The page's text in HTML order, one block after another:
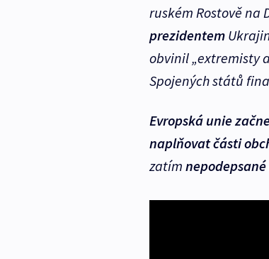
ruském Rostově na
prezidentem
obvinil „extremisty
Spojených států
Evropská unie
naplňovat části
zatím